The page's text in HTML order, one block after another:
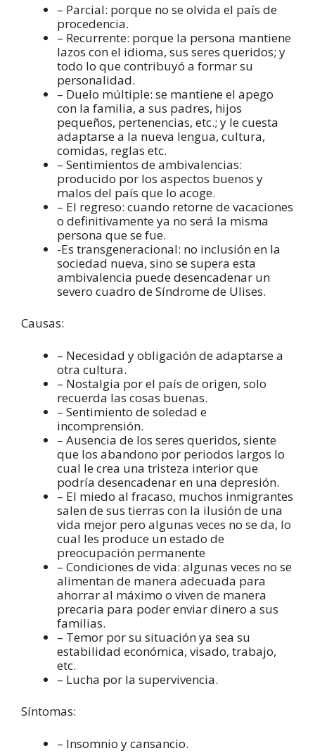
– Parcial: porque no se olvida el país de
procedencia.
– Recurrente: porque la persona mantiene
lazos con el idioma, sus seres queridos; y
todo lo que contribuyó a formar su
personalidad.
– Duelo múltiple: se mantiene el apego
con la familia, a sus padres, hijos
pequeños, pertenencias, etc.; y le cuesta
adaptarse a la nueva lengua, cultura,
comidas, reglas etc.
– Sentimientos de ambivalencias:
producido por los aspectos buenos y
malos del país que lo acoge.
– El regreso: cuando retorne de vacaciones
o definitivamente ya no será la misma
persona que se fue.
-Es transgeneracional: no inclusión en la
sociedad nueva, sino se supera esta
ambivalencia puede desencadenar un
severo cuadro de Síndrome de Ulises.
Causas:
– Necesidad y obligación de adaptarse a
otra cultura.
– Nostalgia por el país de origen, solo
recuerda las cosas buenas.
– Sentimiento de soledad e
incomprensión.
– Ausencia de los seres queridos, siente
que los abandono por periodos largos lo
cual le crea una tristeza interior que
podría desencadenar en una depresión.
– El miedo al fracaso, muchos inmigrantes
salen de sus tierras con la ilusión de una
vida mejor pero algunas veces no se da, lo
cual les produce un estado de
preocupación permanente
– Condiciones de vida: algunas veces no se
alimentan de manera adecuada para
ahorrar al máximo o viven de manera
precaria para poder enviar dinero a sus
familias.
– Temor por su situación ya sea su
estabilidad económica, visado, trabajo,
etc.
– Lucha por la supervivencia.
Síntomas:
– Insomnio y cansancio.